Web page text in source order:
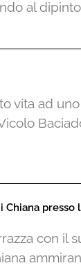
al
vita ad
Chiana presso
con il